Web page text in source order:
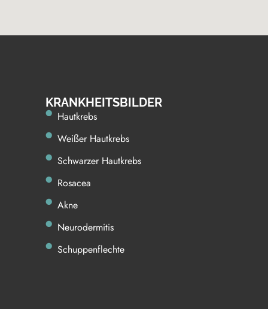
KRAN KHEITSBILDER
Hautkrebs
Weißer Hautkrebs
Schwarzer Hautkrebs
Rosacea
Akne
Neurodermitis
Schuppenflechte